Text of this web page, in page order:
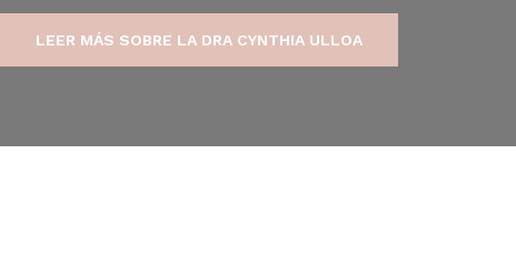
LEER MÁS SOBRE LA DRA CYNTHIA ULLOA